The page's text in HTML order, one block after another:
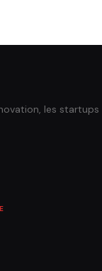
les startups